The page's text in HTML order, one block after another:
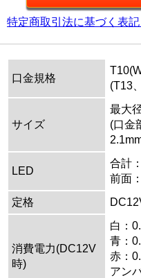
特定商取引法に基づく表
口金規格
(T13
サイズ
最大
(口金
LED
合計
前面
定格
消費電力(DC12V
時)
白：
青：
赤：
アン